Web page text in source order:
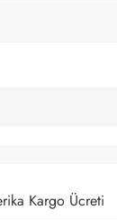
Kargo Ücreti